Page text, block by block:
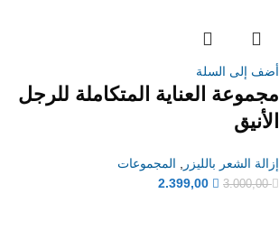
أضف إلى السلة
مجموعة العناية المتكاملة للرجل
الأنيق
إزالة الشعر بالليزر المجموعات
3.000,00
2.399,00